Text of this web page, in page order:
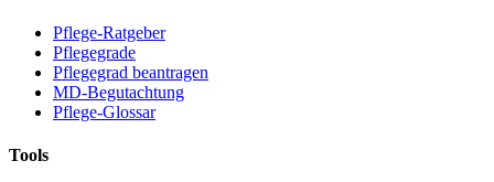
Pflege-Ratgeber
Pflegegrade
Pflegegrad beantragen
MD-Begutachtung
Pflege-Glossar
Tools